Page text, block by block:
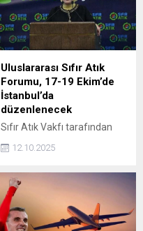
süreci, milyonlarca başvuru
sahibinin merakla beklediği
bir aşamada. Başvuruların
tamamlanmasının ardından
vatandaşlar, kura çekiliş
tarihini ve sonuçların ne
zaman duyurulacağını
araştırıyor. Projede dar ve
yapma hedefi ön planda
tutulurken,...
Uluslararası Sıfır Atık
Forumu, 17-19 Ekim’de
İstanbul’da
düzenlenecek
Sıfır Atık Vakfı tarafından
temasıyla 17-19 Ekim
İstanbul'da, Uluslararası Sıfır
Atık Forumu düzenlenecek.
12.10.2025